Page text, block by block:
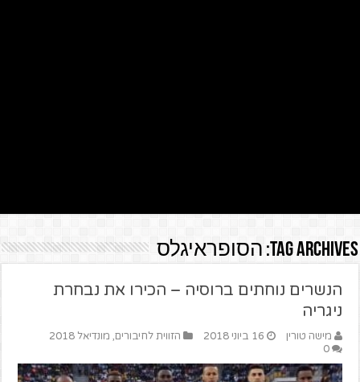
Tag Archives: הסופראיגלס
הנשרים נוחתים ברוסיה – הכירו את נבחרת
ניגריה
מישה טורין 16 ביוני 2018 הזווית לחיבורים, מונדיאל 2018
0